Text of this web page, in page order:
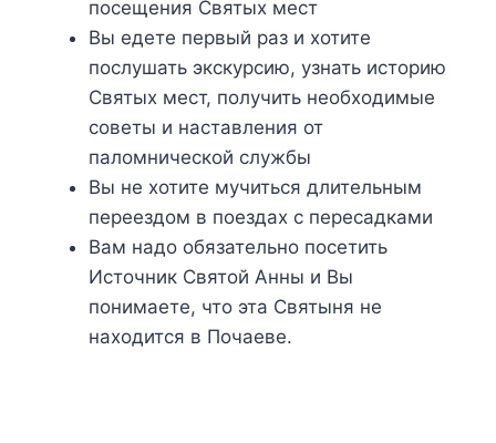
посещения Святых мест
Вы едете первый раз и хотите
послушать экскурсию, узнать историю
Святых мест, получить необходимые
советы и наставления от
паломнической службы
Вы не хотите мучиться длительным
переездом в поездах с пересадками
Вам надо обязательно посетить
Источник Святой Анны и Вы
понимаете, что эта Святыня не
находится в Почаеве.